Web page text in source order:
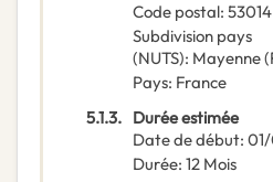
Code postal: 53014
Subdivision pays
(NUTS): Mayenne(
Pays: France
5.1.3. Durée estimée
Date de début:
Durée: 12 Mois